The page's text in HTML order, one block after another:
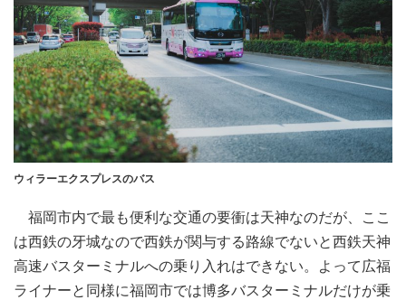
ウィラーエクスプレスのバス
福岡市内で最も便利な交通の要衝は天神なのだが、ここ
は西鉄の牙城なので西鉄が関与する路線でないと西鉄天神
高速バスターミナルへの乗り入れはできない。よって広福
ライナーと同様に福岡市では博多バスターミナルだけが乗